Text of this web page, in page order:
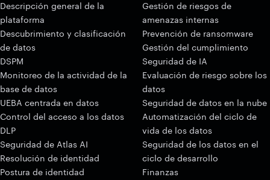
Descripción general de la
plataforma
Descubrimiento y clasificación
de datos
DSPM
Monitoreo de la actividad de la
base de datos
UEBA centrada en datos
Control del acceso a los datos
DLP
Seguridad de Atlas AI
Resolución de identidad
Postura de identidad
Gestión de riesgos de
amenazas internas
Prevención de ransomware
Gestión del cumplimiento
Seguridad de IA
Evaluación de riesgo sobre los
datos
Seguridad de datos en la nube
Automatización del ciclo de
vida de los datos
Seguridad de los datos en el
ciclo de desarrollo
Finanzas